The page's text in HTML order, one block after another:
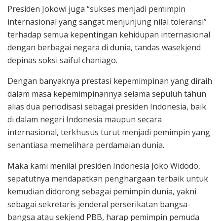
Presiden Jokowi juga “sukses menjadi pemimpin
internasional yang sangat menjunjung nilai toleransi”
terhadap semua kepentingan kehidupan internasional
dengan berbagai negara di dunia, tandas wasekjend
depinas soksi saiful chaniago.
Dengan banyaknya prestasi kepemimpinan yang diraih
dalam masa kepemimpinannya selama sepuluh tahun
alias dua periodisasi sebagai presiden Indonesia, baik
di dalam negeri Indonesia maupun secara
internasional, terkhusus turut menjadi pemimpin yang
senantiasa memelihara perdamaian dunia.
Maka kami menilai presiden Indonesia Joko Widodo,
sepatutnya mendapatkan penghargaan terbaik untuk
kemudian didorong sebagai pemimpin dunia, yakni
sebagai sekretaris jenderal perserikatan bangsa-
bangsa atau sekjend PBB, harap pemimpin pemuda